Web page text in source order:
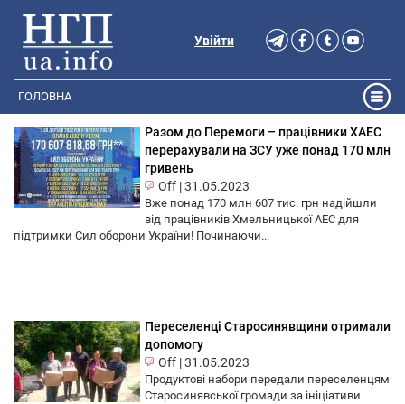
Увійти
ГОЛОВНА
Разом до Перемоги – працівники ХАЕС
перерахували на ЗСУ уже понад 170 млн
гривень
Off |31.05.2023
Вже понад 170 млн 607 тис. грн надійшли
від працівників Хмельницької АЕС для
підтримки Сил оборони України! Починаючи...
Переселенці Старосинявщини отримали
допомогу
Off |31.05.2023
Продуктові набори передали переселенцям
Старосинявської громади за ініціативи